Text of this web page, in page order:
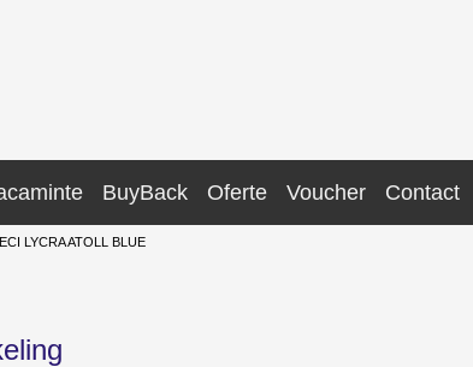
BuyBack Oferte Voucher Contact
LYCRA ATOLL BLUE